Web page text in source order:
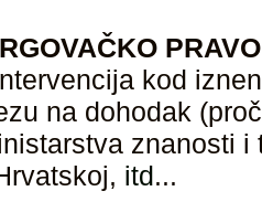
PRAVO
kod
na dohodak
znanosti
itd...